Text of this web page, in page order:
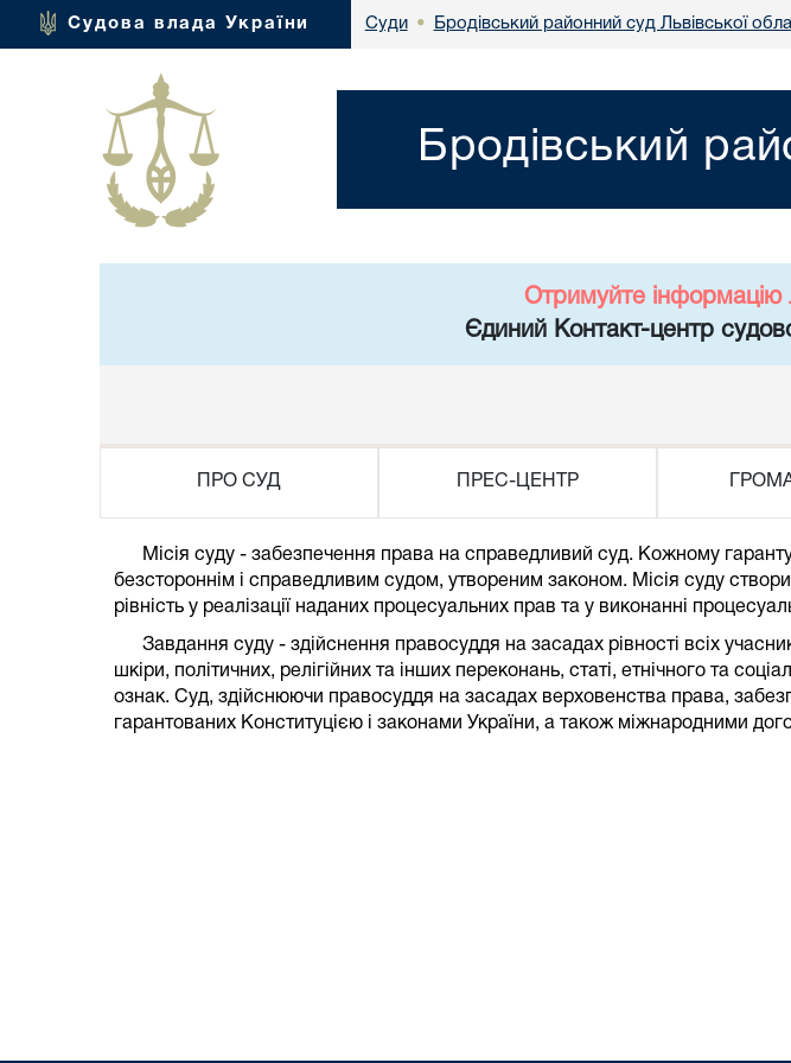
Судова влада України Суди • Бродівський районний суд Львівської
Бродівський
Отримуйте інформацію
Єдиний Контакт-центр
ПРО СУД ПРЕС-ЦЕНТР
Місія суду - забезпечення права на справедливий суд. Кожному
безстороннім і справедливим судом, утвореним законом. Місія суду
рівність у реалізації наданих процесуальних прав та у виконанні
Завдання суду - здійснення правосуддя на засадах рівності всіх
шкіри, політичних, релігійних та інших переконань, статі, етнічного та
ознак. Суд, здійснюючи правосуддя на засадах верховенства права,
гарантованих Конституцією і законами України, а також міжнародними